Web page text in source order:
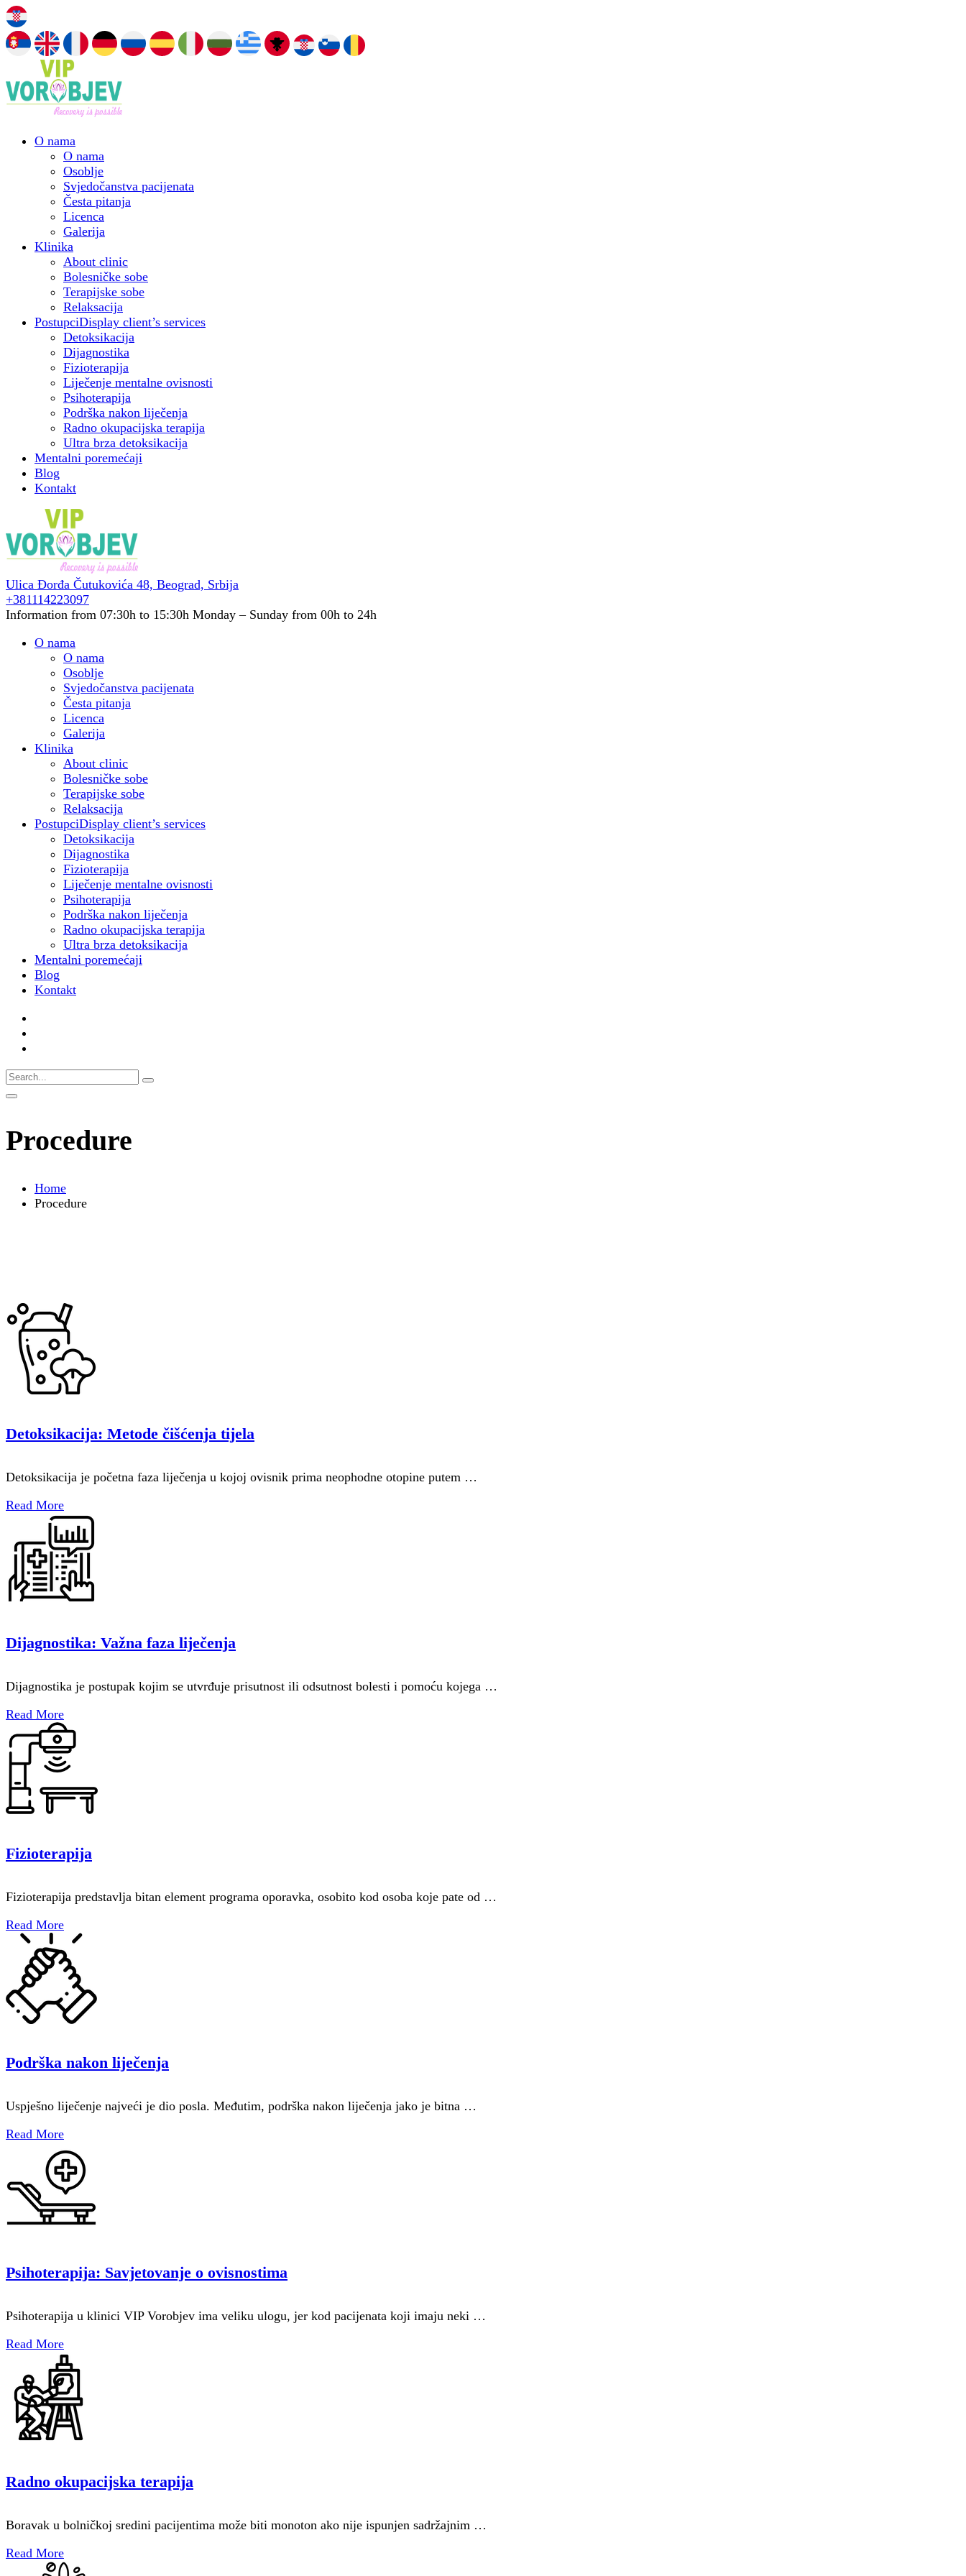
O nama
O nama
Osoblje
Svjedočanstva pacijenata
Česta pitanja
Licenca
Galerija
Klinika
About clinic
Bolesničke sobe
Terapijske sobe
Relaksacija
PostupciDisplay client’s services
Detoksikacija
Dijagnostika
Fizioterapija
Liječenje mentalne ovisnosti
Psihoterapija
Podrška nakon liječenja
Radno okupacijska terapija
Ultra brza detoksikacija
Mentalni poremećaji
Blog
Kontakt
Ulica Đorđa Čutukovića 48, Beograd, Srbija
+381114223097
Information from 07:30h to 15:30h Monday – Sunday from 00h to 24h
O nama
O nama
Osoblje
Svjedočanstva pacijenata
Česta pitanja
Licenca
Galerija
Klinika
About clinic
Bolesničke sobe
Terapijske sobe
Relaksacija
PostupciDisplay client’s services
Detoksikacija
Dijagnostika
Fizioterapija
Liječenje mentalne ovisnosti
Psihoterapija
Podrška nakon liječenja
Radno okupacijska terapija
Ultra brza detoksikacija
Mentalni poremećaji
Blog
Kontakt
Procedure
Home
Procedure
Detoksikacija: Metode čišćenja tijela
Detoksikacija je početna faza liječenja u kojoj ovisnik prima neophodne otopine putem …
Read More
Dijagnostika: Važna faza liječenja
Dijagnostika je postupak kojim se utvrđuje prisutnost ili odsutnost bolesti i pomoću kojega …
Read More
Fizioterapija
Fizioterapija predstavlja bitan element programa oporavka, osobito kod osoba koje pate od …
Read More
Podrška nakon liječenja
Uspješno liječenje najveći je dio posla. Međutim, podrška nakon liječenja jako je bitna …
Read More
Psihoterapija: Savjetovanje o ovisnostima
Psihoterapija u klinici VIP Vorobjev ima veliku ulogu, jer kod pacijenata koji imaju neki …
Read More
Radno okupacijska terapija
Boravak u bolničkoj sredini pacijentima može biti monoton ako nije ispunjen sadržajnim …
Read More